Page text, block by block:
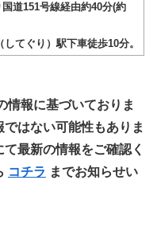
道151号線経由約40分(約
てぐり）駅下車徒歩10分。
情報に基づいておりま
はない可能性もありま
最新の情報をご確認く
コチラ までお知らせい